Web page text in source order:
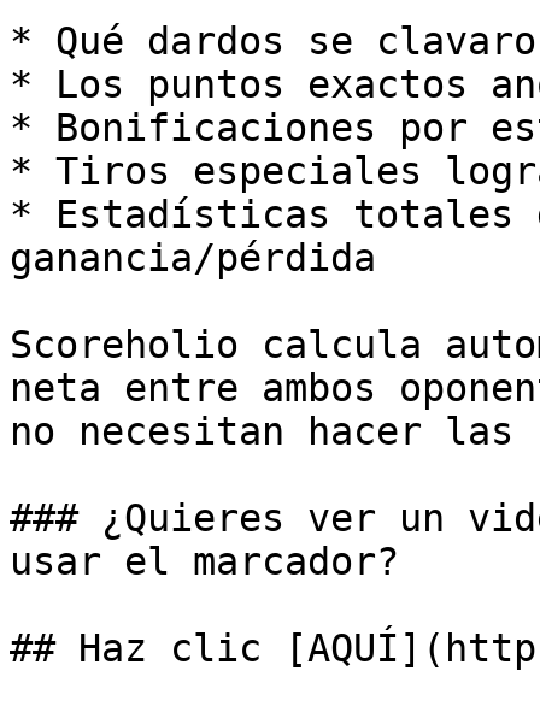
* Qué dardos se
* Los puntos exactos
* Bonificaciones por
* Tiros especiales
* Estadísticas totales
ganancia/pérdida
Scoreholio calcula
neta entre ambos
no necesitan hacer las
### ¿Quieres ver un
usar el marcador?
## Haz clic